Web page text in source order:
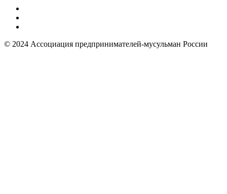
© 2024 Ассоциация предпринимателей-мусульман России